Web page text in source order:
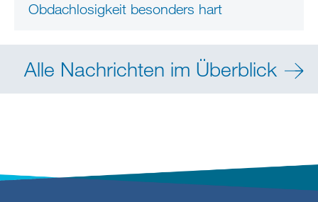
Obdachlosigkeit besonders hart
Alle Nachrichten im Überblick